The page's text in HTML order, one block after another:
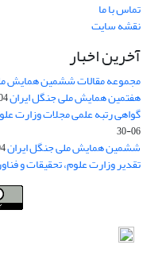
تماس با ما
نقشه سایت
آخرین اخبار
مجموعه مقالات ششمین همایش
هفتمین همایش ملی جنگل ایران15
گواهی رتبه علمی مجلات وزارت
06-30
ششمین همایش ملی جنگل ایران
تقدیر وزارت علوم، تحقیقات و